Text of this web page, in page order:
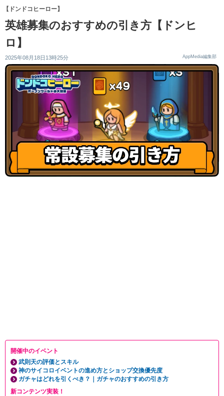
【ドンドコヒーロー】
英雄募集のおすすめの引き方【ドンヒ
ロ】
2025年08月18日13時25分 AppMedia編集部
開催中のイベント
武則天の評価とスキル
神のサイコロイベントの進め方とショップ交換優先度
ガチャはどれを引くべき？｜ガチャのおすすめの引き方
新コンテンツ実装！